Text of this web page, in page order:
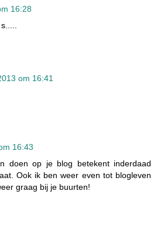
16:28
om 16:41
16:43
doen op je blog betekent inderdaad
Ook ik ben weer even tot blogleven
graag bij je buurten!